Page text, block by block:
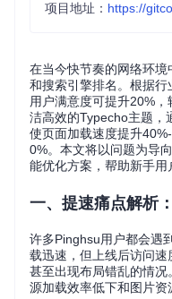
项目地址： https://
在当今快节奏的网络环
和搜索引擎排名。根据行
用户满意度可提升20%
洁高效的Typecho主题，
使页面加载速度提升
0%。本文将以问题为导
能优化方案，帮助新手用
一、提速痛点解析
许多Pinghsu用户都会遇
载迅速，但上线后访问速
甚至出现布局错乱的情
源加载效率低下和图片资